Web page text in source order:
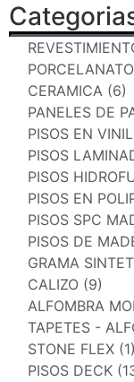
CERAMICA (6)
PANELES DE
PISOS EN
PISOS
PISOS
PISOS EN
PISOS SPC
PISOS DE
GRAMA
CALIZO (9)
ALFOMBRA
TAPETES -
STONE FLEX (1)
PISOS DECK